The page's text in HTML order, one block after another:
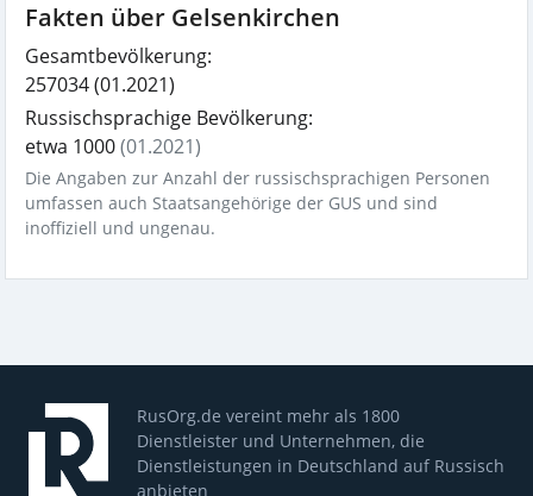
Fakten über Gelsenkirchen
Gesamtbevölkerung:
257034(01.2021)
Russischsprachige Bevölkerung:
etwa 1000(01.2021)
Die Angaben zur Anzahl der russischsprachigen Personen
umfassen auch Staatsangehörige der GUS und sind
inoffiziell und ungenau.
RusOrg.de vereint mehr als 1800
Dienstleister und Unternehmen, die
Dienstleistungen in Deutschland auf Russisch
anbieten